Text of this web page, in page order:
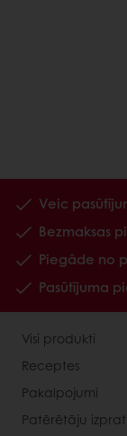
Veic
Bezmaksas
Piegāde no
Pasūtījuma
Visi produkti
Receptes
Pakalpojumi
Patērētāju